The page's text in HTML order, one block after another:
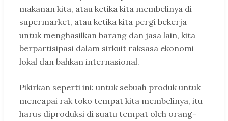
makanan kita, atau ketika kita membelinya di
supermarket, atau ketika kita pergi bekerja
untuk menghasilkan barang dan jasa lain, kita
berpartisipasi dalam sirkuit raksasa ekonomi
lokal dan bahkan internasional.
Pikirkan seperti ini: untuk sebuah produk untuk
mencapai rak toko tempat kita membelinya, itu
harus diproduksi di suatu tempat oleh orang-